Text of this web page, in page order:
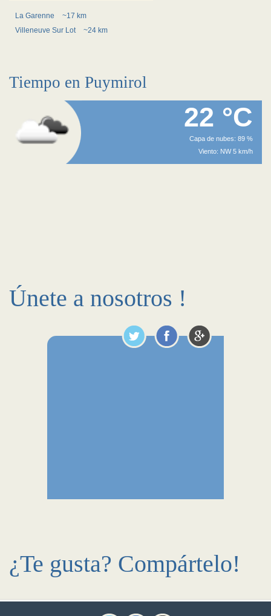
La Garenne
~17 km
Villeneuve Sur Lot
~24 km
Tiempo en Puymirol
22 °C
Capa de nubes: 89 %
Viento: NW 5 km/h
Únete a nosotros !
¿Te gusta? Compártelo!